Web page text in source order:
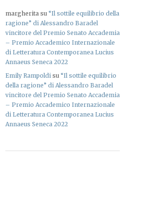
margherita su “Il sottile equilibrio della
ragione” di Alessandro Baradel
vincitore del Premio Senato Accademia
– Premio Accademico Internazionale
di Letteratura Contemporanea Lucius
Annaeus Seneca 2022
Emily Rampoldi su “Il sottile equilibrio
della ragione” di Alessandro Baradel
vincitore del Premio Senato Accademia
– Premio Accademico Internazionale
di Letteratura Contemporanea Lucius
Annaeus Seneca 2022